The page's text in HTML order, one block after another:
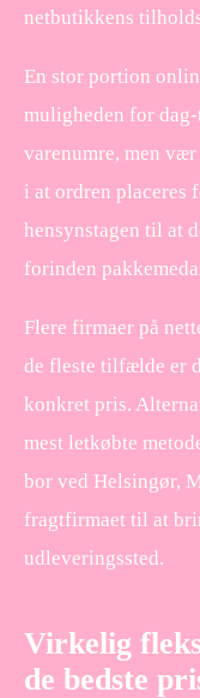
netbutikkens
En stor portion
muligheden for
varenumre, men
i at ordren placeres
hensynstagen til at
forinden
Flere firmaer på
de fleste tilfælde er
konkret pris.
mest letkøbte
bor ved Helsingør,
fragtfirmaet til at
udleveringssted.
Virkelig
de bedste